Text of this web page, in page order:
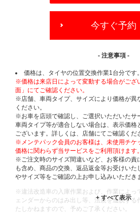
OPTIONS
今すぐ予約
- 注意事項 -
価格は、タイヤの位置交換作業1台分です。
※価格は来店日によって変動する場合がござ
面」にてご確認ください。
※店舗、車両タイプ、サイズにより価格が異
ください。
※お車を店頭で確認し、ご選択いただいたサ
車両タイプ等が適合しない場合は、表示価格
ございます。詳しくは、店舗にてご確認くだ
※メンテパック会員のお客様は、未使用チケ
価格に関わらず当サービスをご利用頂けます。
※ご注文時のサイズ間違いなど、お客様の責
も含め、商品の交換、返品返金等お受けいた
やサイズ等をご確認の上お申し込みいただき
※違法改造車の入庫作業および、作業によっ
ェンダーからのはみ出し等、法規を逸脱する
たしかねますので、予めご了承ください。